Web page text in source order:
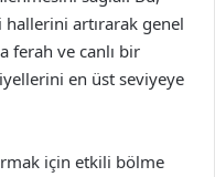
hallerini artırarak genel
ferah ve canlı bir
en üst seviyeye
için etkili bölme